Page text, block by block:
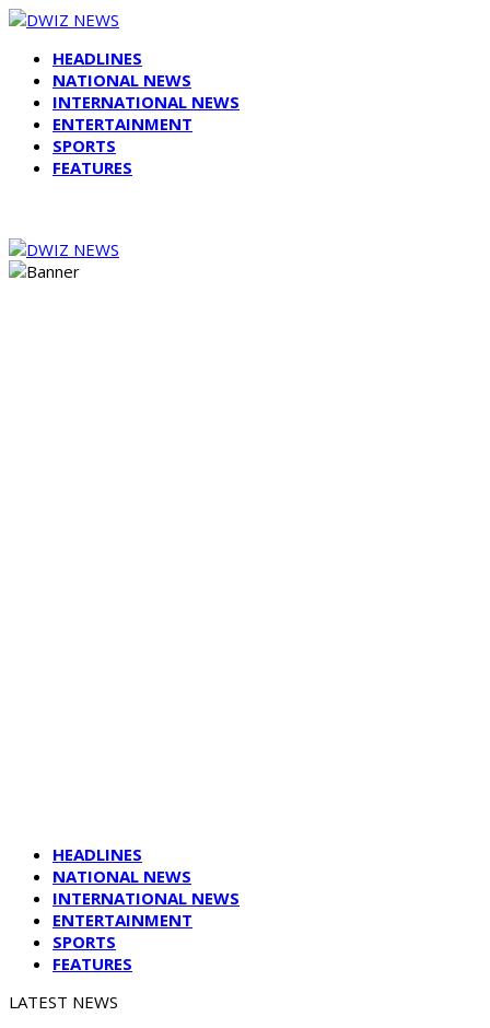
HEADLINES
NATIONAL NEWS
INTERNATIONAL NEWS
ENTERTAINMENT
SPORTS
FEATURES
HEADLINES
NATIONAL NEWS
INTERNATIONAL NEWS
ENTERTAINMENT
SPORTS
FEATURES
LATEST NEWS